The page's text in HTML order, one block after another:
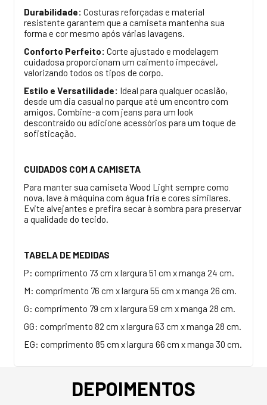
Durabilidade: Costuras reforçadas e material
resistente garantem que a camiseta mantenha sua
forma e cor mesmo após várias lavagens.
Conforto Perfeito: Corte ajustado e modelagem
cuidadosa proporcionam um caimento impecável,
valorizando todos os tipos de corpo.
Estilo e Versatilidade: Ideal para qualquer ocasião,
desde um dia casual no parque até um encontro com
amigos. Combine-a com jeans para um look
descontraído ou adicione acessórios para um toque de
sofisticação.
CUIDADOS COM A CAMISETA
Para manter sua camiseta Wood Light sempre como
nova, lave à máquina com água fria e cores similares.
Evite alvejantes e prefira secar à sombra para preservar
a qualidade do tecido.
TABELA DE MEDIDAS
P: comprimento 73 cm x largura 51 cm x manga 24 cm.
M: comprimento 76 cm x largura 55 cm x manga 26 cm.
G: comprimento 79 cm x largura 59 cm x manga 28 cm.
GG: comprimento 82 cm x largura 63 cm x manga 28 cm.
EG: comprimento 85 cm x largura 66 cm x manga 30 cm.
DEPOIMENTOS